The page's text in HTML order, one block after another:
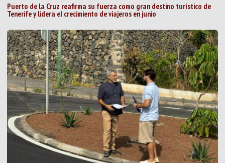
Puerto de la Cruz reafirma su fuerza como gran destino turístico de
Tenerife y lidera el crecimiento de viajeros en junio